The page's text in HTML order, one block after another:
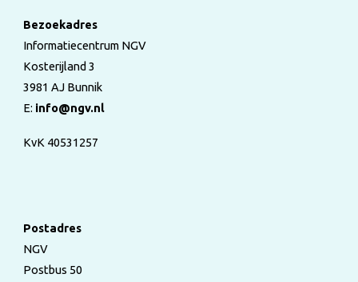
Bezoekadres
Informatiecentrum NGV
Kosterijland 3
3981 AJ Bunnik
E: info@ngv.nl
KvK 40531257
Postadres
NGV
Postbus 50